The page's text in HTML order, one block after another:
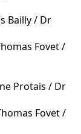
Bailly / Dr
Fovet /
Protais / Dr
Fovet /